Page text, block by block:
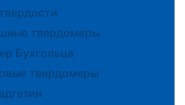
твердомеры
Бухгольца
твердомеры